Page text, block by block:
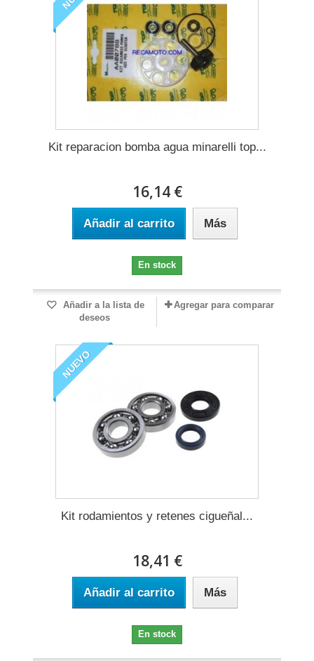
Kit reparacion bomba agua minarelli top...
16,14 €
Añadir al carrito Más
En stock
Añadir a la lista de
deseos
Agregar para comparar
NUEVO
Kit rodamientos y retenes cigueñal...
18,41 €
Añadir al carrito Más
En stock